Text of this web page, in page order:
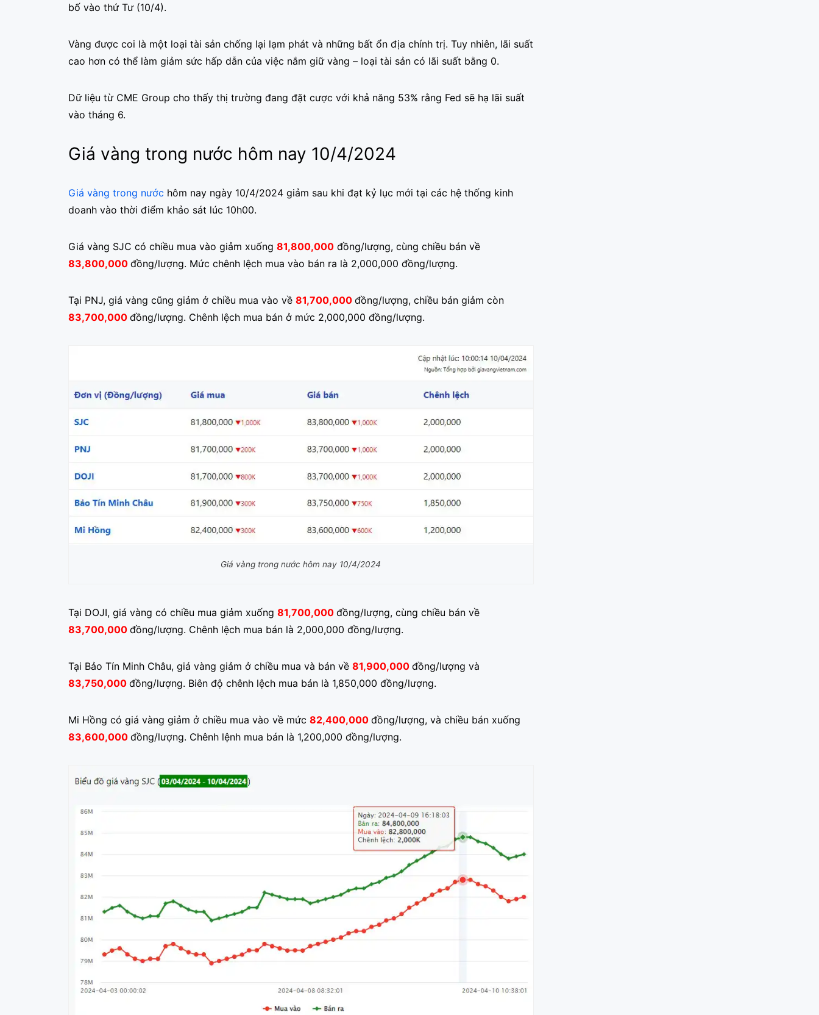
bố vào thứ Tư (10/4).
Vàng được coi là một loại tài sản chống lại lạm phát và những bất ổn địa chính trị. Tuy nhiên, lãi suất
cao hơn có thể làm giảm sức hấp dẫn của việc nắm giữ vàng – loại tài sản có lãi suất bằng 0.
Dữ liệu từ CME Group cho thấy thị trường đang đặt cược với khả năng 53% rằng Fed sẽ hạ lãi suất
vào tháng 6.
Giá vàng trong nước hôm nay 10/4/2024
Giá vàng trong nước hôm nay ngày 10/4/2024 giảm sau khi đạt kỷ lục mới tại các hệ thống kinh
doanh vào thời điểm khảo sát lúc 10h00.
Giá vàng SJC có chiều mua vào giảm xuống 81,800,000 đồng/lượng, cùng chiều bán về
83,800,000 đồng/lượng. Mức chênh lệch mua vào bán ra là 2,000,000 đồng/lượng.
Tại PNJ, giá vàng cũng giảm ở chiều mua vào về 81,700,000 đồng/lượng, chiều bán giảm còn
83,700,000 đồng/lượng. Chênh lệch mua bán ở mức 2,000,000 đồng/lượng.
Giá vàng trong nước hôm nay 10/4/2024
Tại DOJI, giá vàng có chiều mua giảm xuống 81,700,000 đồng/lượng, cùng chiều bán về
83,700,000 đồng/lượng. Chênh lệch mua bán là 2,000,000 đồng/lượng.
Tại Bảo Tín Minh Châu, giá vàng giảm ở chiều mua và bán về 81,900,000 đồng/lượng và
83,750,000 đồng/lượng. Biên độ chênh lệch mua bán là 1,850,000 đồng/lượng.
Mi Hồng có giá vàng giảm ở chiều mua vào về mức 82,400,000 đồng/lượng, và chiều bán xuống
83,600,000 đồng/lượng. Chênh lệnh mua bán là 1,200,000 đồng/lượng.